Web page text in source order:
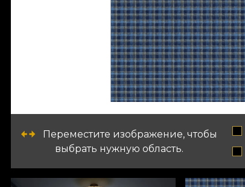
Переместите изображение, чтобы
выбрать нужную область.